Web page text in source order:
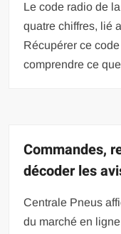
Le code radio de
quatre chiffres, lié
Récupérer ce
comprendre ce que
Commandes,
décoder les
Centrale Pneus
du marché en